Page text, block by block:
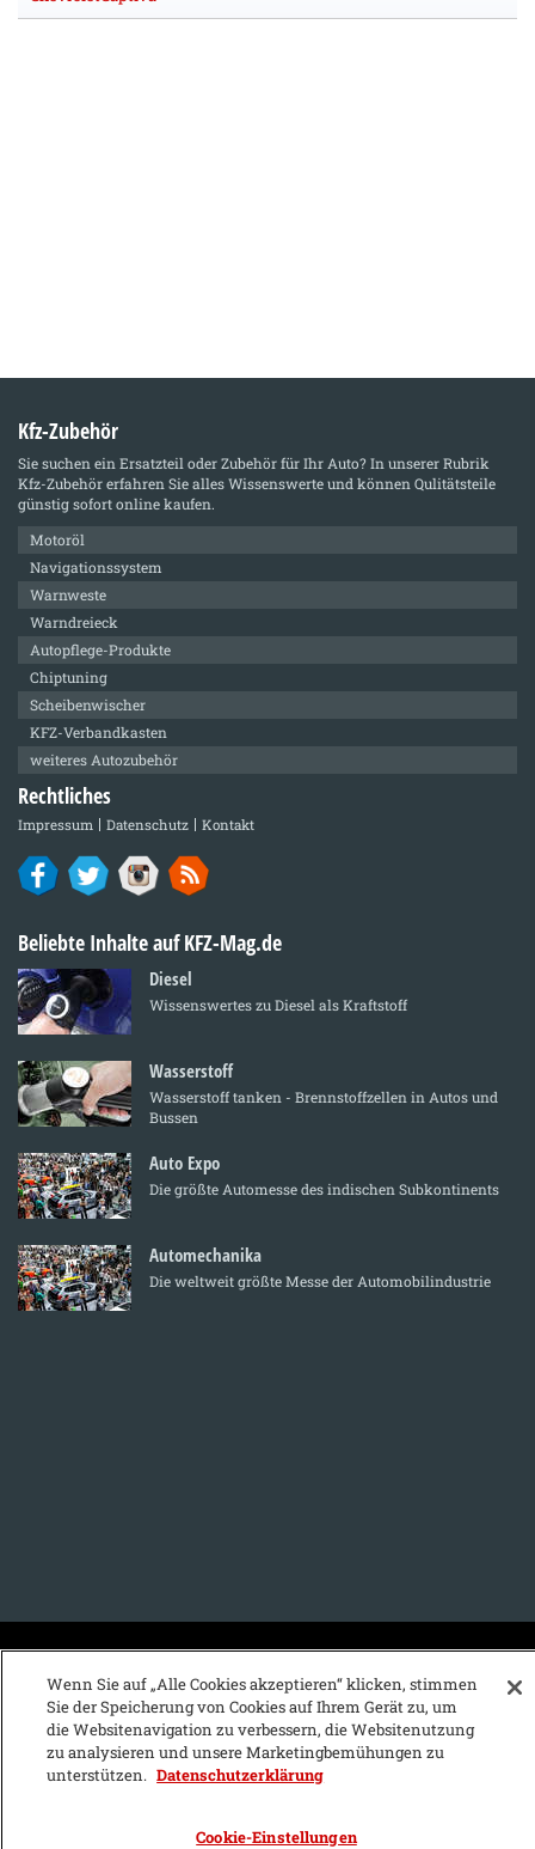
Kfz-Zubehör
Sie suchen ein Ersatzteil oder Zubehör für Ihr Auto? In unserer Rubrik
Kfz-Zubehörerfahren Sie alles Wissenswerte und können Qulitätsteile
günstig sofort online kaufen.
Motoröl
Navigationssystem
Warnweste
Warndreieck
Autopflege-Produkte
Chiptuning
Scheibenwischer
KFZ-Verbandkasten
weiteres Autozubehör
Rechtliches
Impressum Datenschutz Kontakt
Beliebte Inhalte auf KFZ-Mag.de
Diesel
Wissenswertes zu Diesel als Kraftstoff
Wasserstoff
Wasserstoff tanken - Brennstoffzellen in Autos und
Bussen
Auto Expo
Die größte Automesse des indischen Subkontinents
Automechanika
Die weltweit größte Messe der Automobilindustrie
A B C D E F G H I
K
L M N O P Q R S
Wenn Sie auf „Alle Cookies akzeptieren“ klicken, stimmen
Sie der Speicherung von Cookies auf Ihrem Gerät zu, um
die Websitenavigation zu verbessern, die Websitenutzung
zu analysieren und unsere Marketingbemühungen zu
unterstützen. Datenschutzerklärung
Cookie-Einstellungen